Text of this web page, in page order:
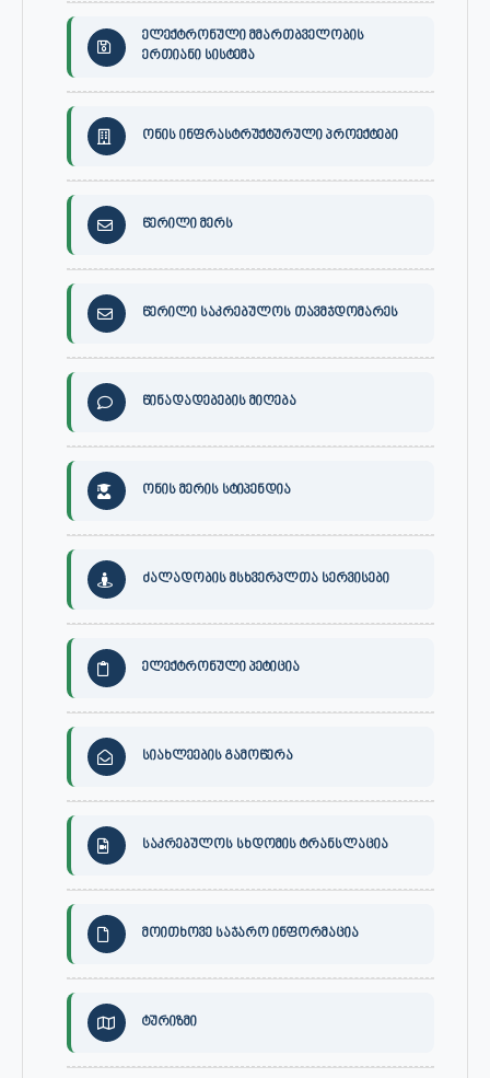
ელექტრონული მმართბველობის
ერთიანი სისტემა
ონის ინფრასტრუქტურული პროექტები
წერილი მერს
წერილი საკრებულოს თავმჯდომარეს
წინადადებების მიღება
ონის მერის სტიპენდია
ძალადობის მსხვერპლთა სერვისები
ელექტრონული პეტიცია
სიახლეების გამოწერა
საკრებულოს სხდომის ტრანსლაცია
მოითხოვე საჯარო ინფორმაცია
ტურიზმი